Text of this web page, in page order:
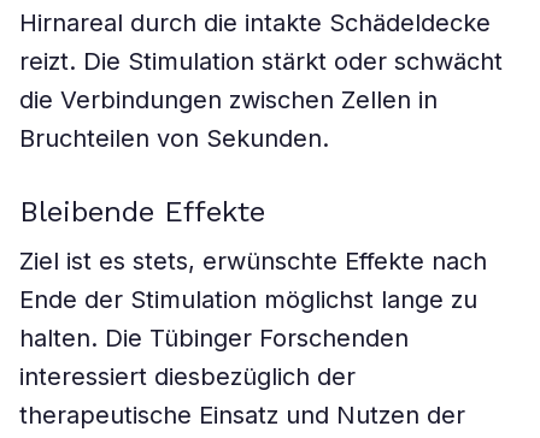
Hirnareal durch die intakte Schädeldecke
reizt. Die Stimulation stärkt oder schwächt
die Verbindungen zwischen Zellen in
Bruchteilen von Sekunden.
Bleibende Effekte
Ziel ist es stets, erwünschte Effekte nach
Ende der Stimulation möglichst lange zu
halten. Die Tübinger Forschenden
interessiert diesbezüglich der
therapeutische Einsatz und Nutzen der